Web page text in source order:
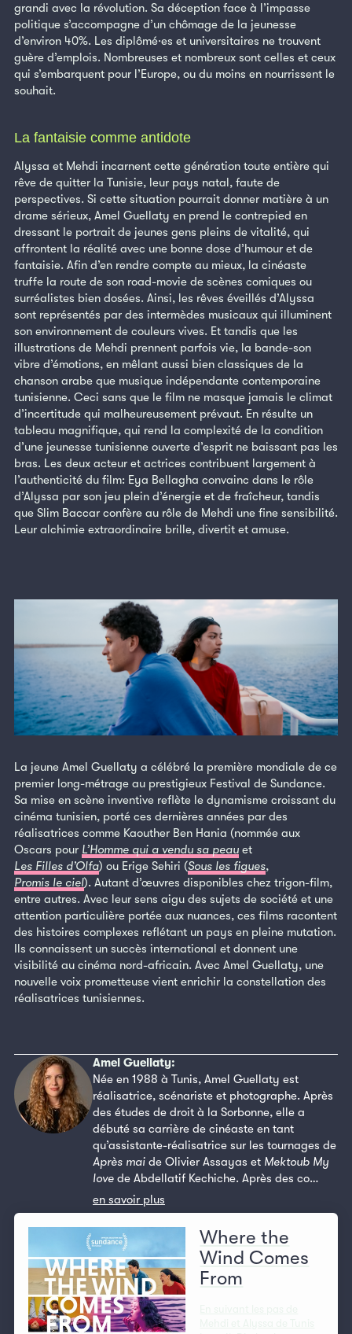
grandi avec la révolution. Sa déception face à l’impasse
politique s’accompagne d’un chômage de la jeunesse
d’environ 40%. Les diplômé·es et universitaires ne trouvent
guère d’emplois. Nombreuses et nombreux sont celles et ceux
qui s’embarquent pour l’Europe, ou du moins en nourrissent le
souhait.
La fantaisie comme antidote
Alyssa et Mehdi incarnent cette génération toute entière qui
rêve de quitter la Tunisie, leur pays natal, faute de
perspectives. Si cette situation pourrait donner matière à un
drame sérieux, Amel Guellaty en prend le contrepied en
dressant le portrait de jeunes gens pleins de vitalité, qui
affrontent la réalité avec une bonne dose d’humour et de
fantaisie. Afin d’en rendre compte au mieux, la cinéaste
truffe la route de son road-movie de scènes comiques ou
surréalistes bien dosées. Ainsi, les rêves éveillés d’Alyssa
sont représentés par des intermèdes musicaux qui illuminent
son environnement de couleurs vives. Et tandis que les
illustrations de Mehdi prennent parfois vie, la bande-son
vibre d’émotions, en mêlant aussi bien classiques de la
chanson arabe que musique indépendante contemporaine
tunisienne. Ceci sans que le film ne masque jamais le climat
d’incertitude qui malheureusement prévaut. En résulte un
tableau magnifique, qui rend la complexité de la condition
d’une jeunesse tunisienne ouverte d’esprit ne baissant pas les
bras. Les deux acteur et actrices contribuent largement à
l’authenticité du film: Eya Bellagha convainc dans le rôle
d’Alyssa par son jeu plein d’énergie et de fraîcheur, tandis
que Slim Baccar confère au rôle de Mehdi une fine sensibilité.
Leur alchimie extraordinaire brille, divertit et amuse.
La jeune Amel Guellaty a célébré la première mondiale de ce
premier long-métrage au prestigieux Festival de Sundance.
Sa mise en scène inventive reflète le dynamisme croissant du
cinéma tunisien, porté ces dernières années par des
réalisatrices comme Kaouther Ben Hania (nommée aux
Oscars pour L’Homme qui a vendu sa peau et
Les Filles d’Olfa) ou Erige Sehiri (Sous les figues,
Promis le ciel). Autant d’œuvres disponibles chez trigon-film,
entre autres. Avec leur sens aigu des sujets de société et une
attention particulière portée aux nuances, ces films racontent
des histoires complexes reflétant un pays en pleine mutation.
Ils connaissent un succès international et donnent une
visibilité au cinéma nord-africain. Avec Amel Guellaty, une
nouvelle voix prometteuse vient enrichir la constellation des
réalisatrices tunisiennes.
Amel Guellaty:
Née en 1988 à Tunis, Amel Guellaty est
réalisatrice, scénariste et photographe. Après
des études de droit à la Sorbonne, elle a
débuté sa carrière de cinéaste en tant
qu’assistante-réalisatrice sur les tournages de
Après mai de Olivier Assayas et Mektoub My
love de Abdellatif Kechiche. Après des co…
en savoir plus
Where the
Wind Comes
From